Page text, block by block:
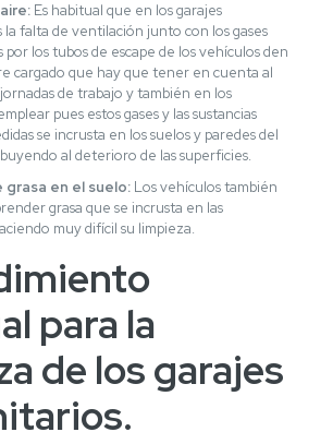
Es habitual que en los garajes
falta de ventilación junto con los gases
por los tubos de escape de los vehículos den
cargado que hay que tener en cuenta al
de trabajo y también en los
pues estos gases y las sustancias
se incrusta en los suelos y paredes del
al deterioro de las superficies.
grasa en el suelo:Los vehículos también
grasa que se incrusta en las
muy difícil su limpieza.
para la
de los garajes